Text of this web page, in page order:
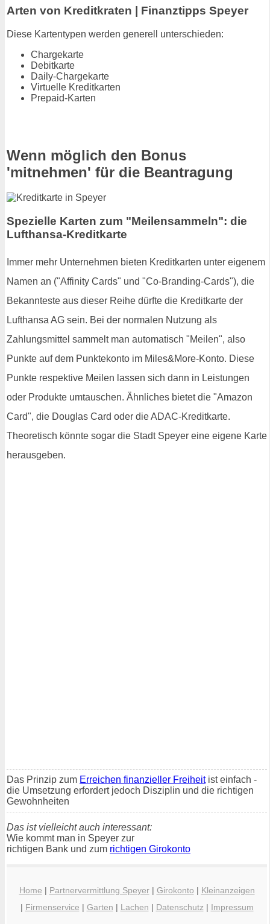
Arten von Kreditkraten | Finanztipps Speyer
Diese Kartentypen werden generell unterschieden:
Chargekarte
Debitkarte
Daily-Chargekarte
Virtuelle Kreditkarten
Prepaid-Karten
Wenn möglich den Bonus
'mitnehmen' für die Beantragung
Spezielle Karten zum "Meilensammeln": die
Lufthansa-Kreditkarte
Immer mehr Unternehmen bieten Kreditkarten unter eigenem
Namen an ("Affinity Cards" und "Co-Branding-Cards"), die
Bekannteste aus dieser Reihe dürfte die Kreditkarte der
Lufthansa AG sein. Bei der normalen Nutzung als
Zahlungsmittel sammelt man automatisch "Meilen", also
Punkte auf dem Punktekonto im Miles&More-Konto. Diese
Punkte respektive Meilen lassen sich dann in Leistungen
oder Produkte umtauschen. Ähnliches bietet die "Amazon
Card", die Douglas Card oder die ADAC-Kreditkarte.
Theoretisch könnte sogar die Stadt Speyer eine eigene Karte
herausgeben.
Das Prinzip zum Erreichen finanzieller Freiheitist einfach -
die Umsetzung erfordert jedoch Disziplin und die richtigen
Gewohnheiten
Das ist vielleicht auch interessant:
Wie kommt man in Speyer zur
richtigen Bank und zum richtigen Girokonto
Home | Partnervermittlung Speyer| Girokonto | Kleinanzeigen
| Firmenservice | Garten | Lachen | Datenschutz| Impressum